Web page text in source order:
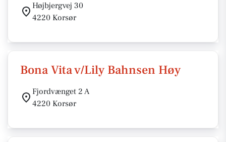
Højbjergvej 30
4220 Korsør
Bona Vita v/Lily Bahnsen Høy
Fjordvænget 2 A
4220 Korsør